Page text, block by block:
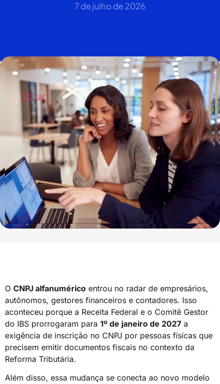
<
Voltar
7 de julho de 2026
O CNPJ alfanumérico entrou no radar de empresários,
autônomos, gestores financeiros e contadores. Isso
aconteceu porque a Receita Federal e o Comitê Gestor
do IBS prorrogaram para 1º de janeiro de 2027 a
exigência de inscrição no CNPJ por pessoas físicas que
precisem emitir documentos fiscais no contexto da
Reforma Tributária.
Além disso, essa mudança se conecta ao novo modelo